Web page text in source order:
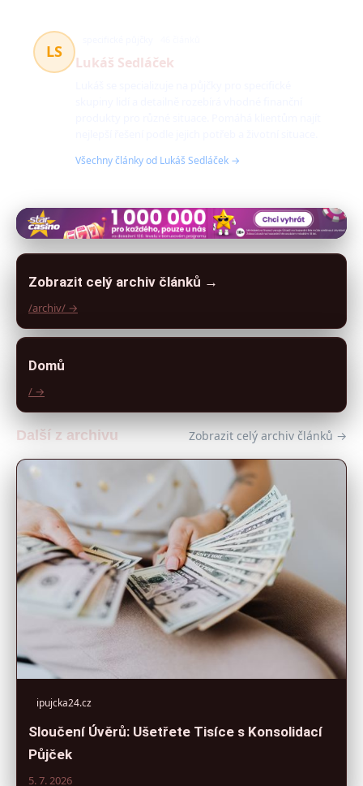
LS
Lukáš Sedláček
Všechny články od Lukáš Sedláček →
Zobrazit celý archiv článků →
/archiv/ →
Domů
/ →
Další z archivu Zobrazit celý archiv článků →
ipujcka24.cz
Sloučení Úvěrů: Ušetřete Tisíce s Konsolidací
Půjček
5. 7. 2026